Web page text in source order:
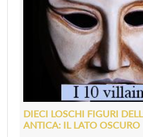
DIECI LOSCHI FIGURI
ANTICA: IL LATO OSCURO